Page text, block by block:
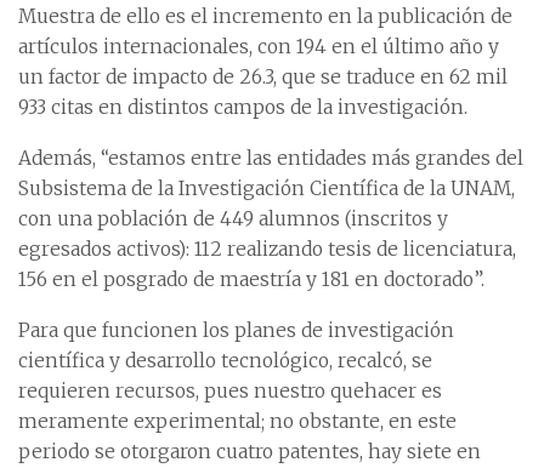
Muestra de ello es el incremento en la publicación de
artículos internacionales, con 194 en el último año y
un factor de impacto de 26.3, que se traduce en 62 mil
933 citas en distintos campos de la investigación.
Además, “estamos entre las entidades más grandes del
Subsistema de la Investigación Científica de la UNAM,
con una población de 449 alumnos (inscritos y
egresados activos): 112 realizando tesis de licenciatura,
156 en el posgrado de maestría y 181 en doctorado”.
Para que funcionen los planes de investigación
científica y desarrollo tecnológico, recalcó, se
requieren recursos, pues nuestro quehacer es
meramente experimental; no obstante, en este
periodo se otorgaron cuatro patentes, hay siete en